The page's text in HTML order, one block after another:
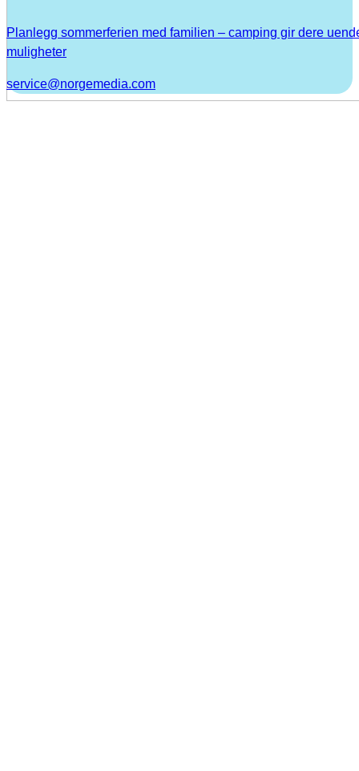
Planlegg sommerferien med familien – camping gir dere
muligheter
service@norgemedia.com